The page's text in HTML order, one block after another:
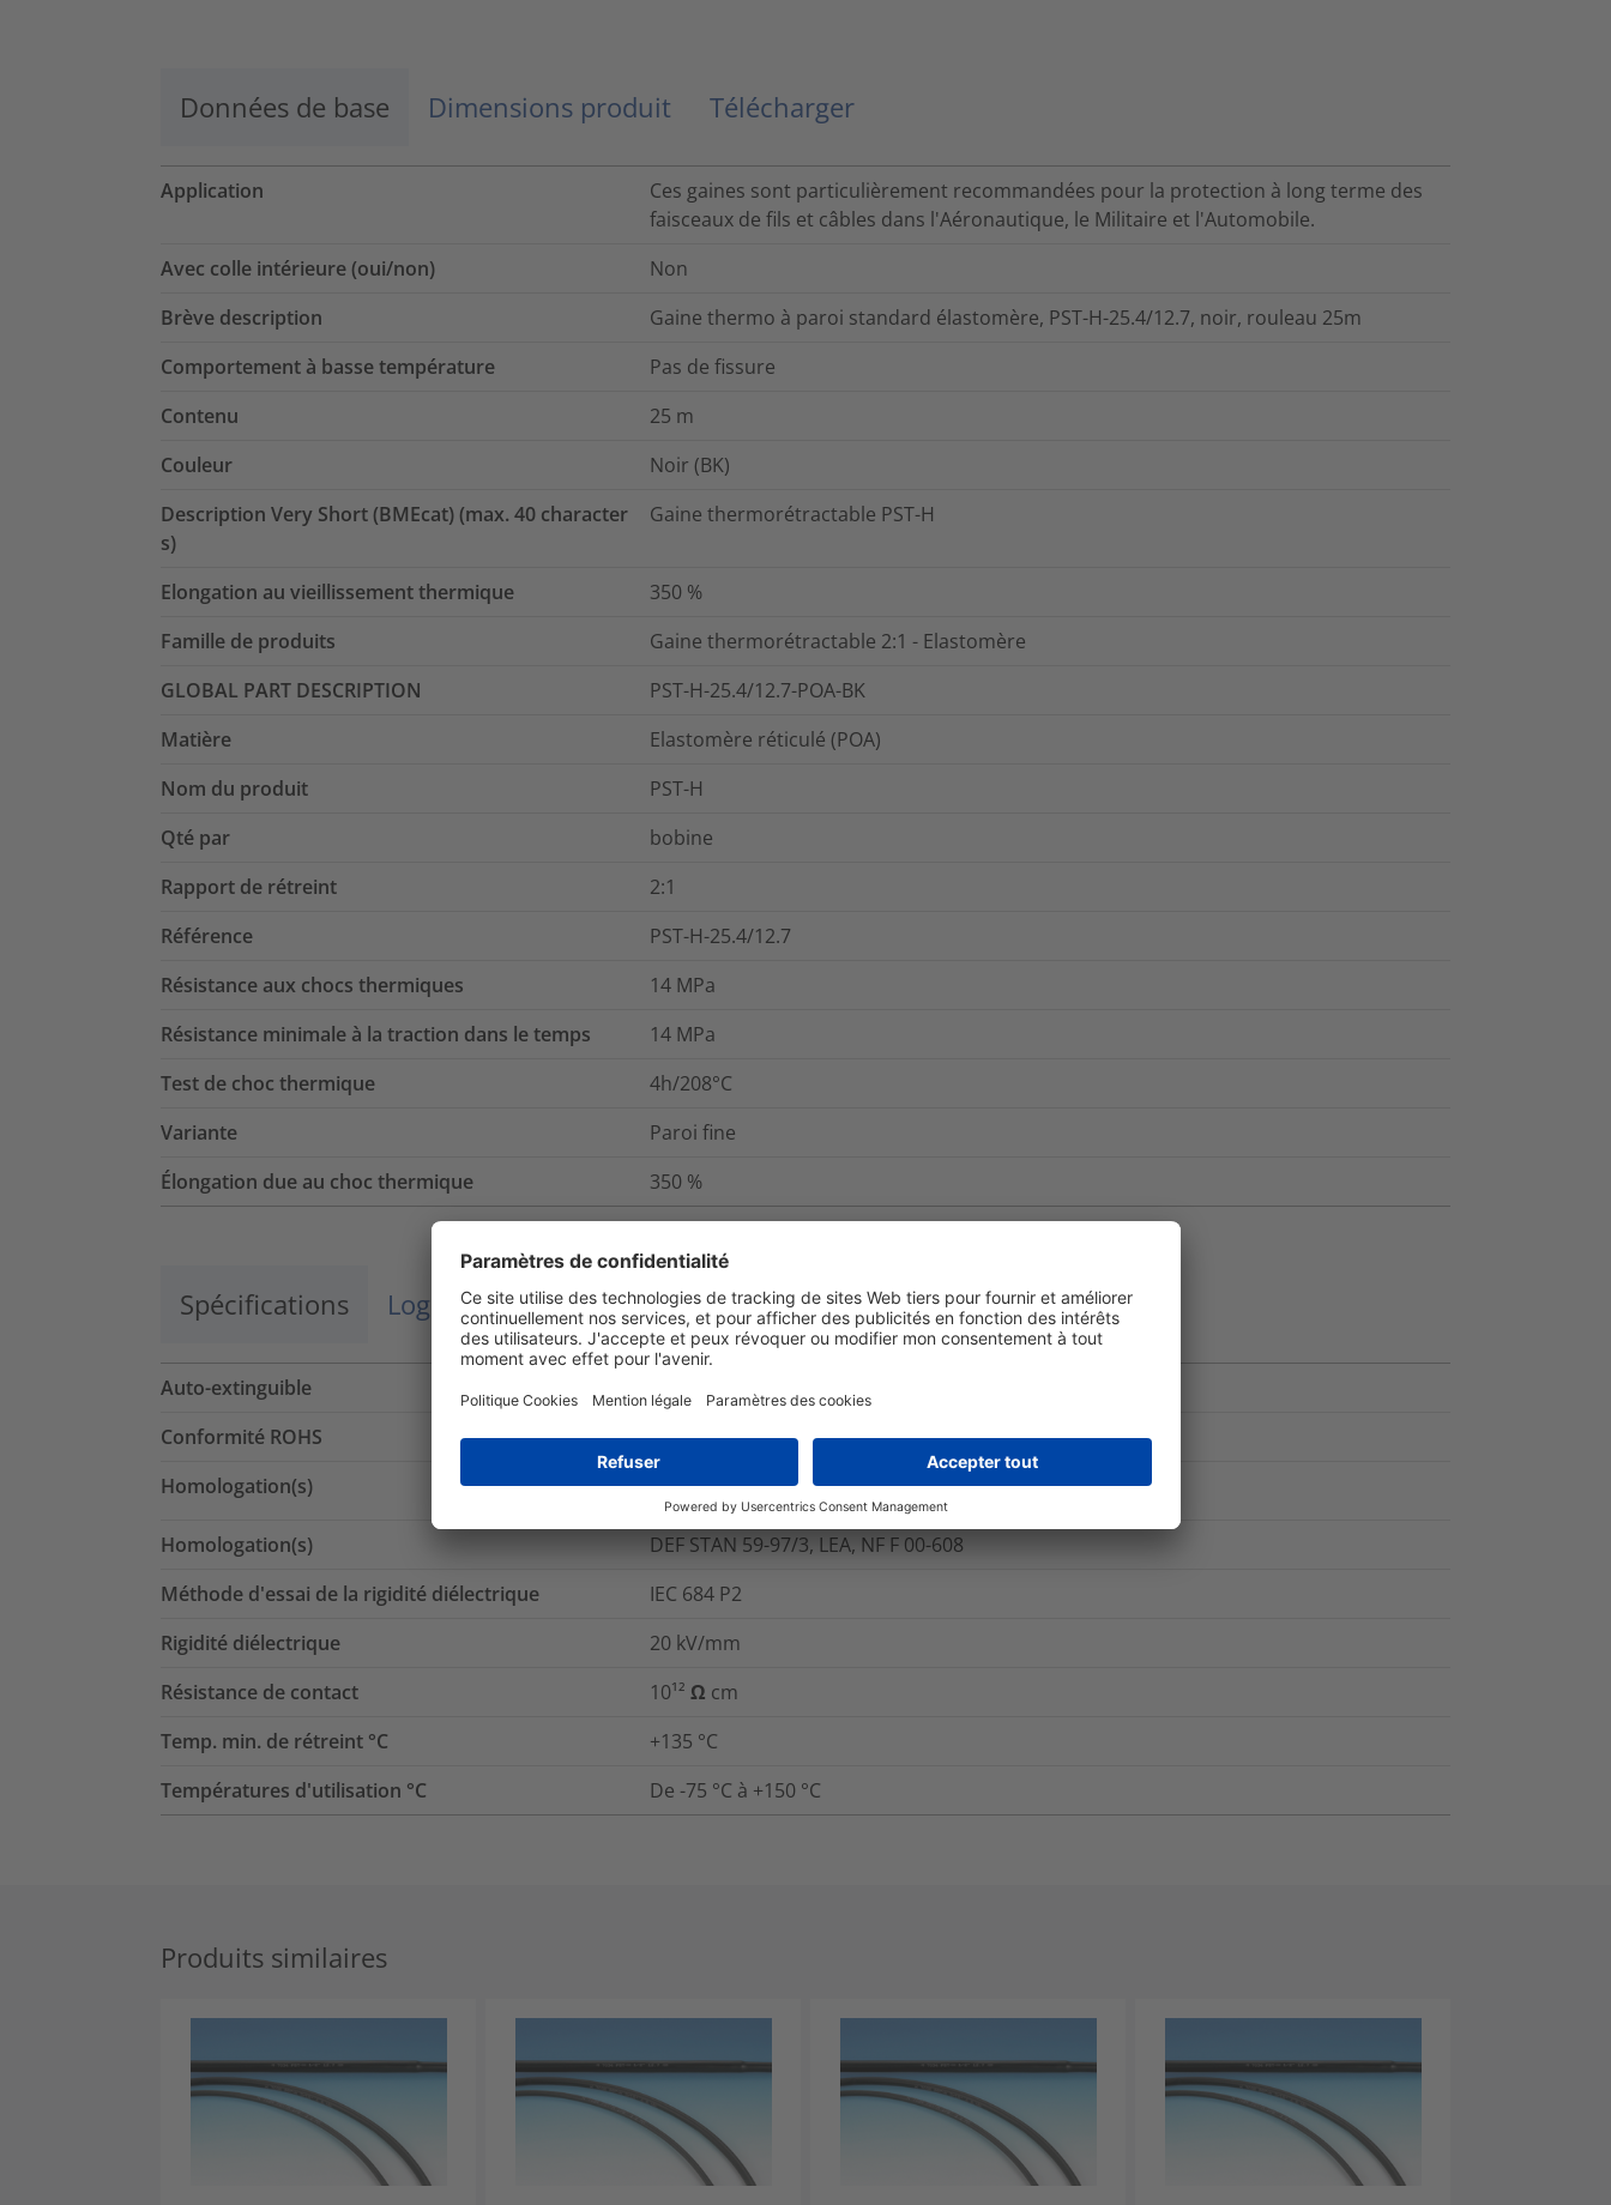
Données de base Dimensions produit Télécharger
Application
Ces gaines sont particulièrement recommandées pour la protection à long terme des
faisceaux de fils et câbles dans l'Aéronautique, le Militaire et l'Automobile.
Avec colle intérieure (oui/non)
Non
Brève description
Gaine thermo à paroi standard élastomère, PST-H-25.4/12.7, noir, rouleau 25m
Comportement à basse température
Pas de fissure
Contenu
25 m
Couleur
Noir (BK)
Description Very Short (BMEcat) (max. 40 character
s)
Gaine thermorétractable PST-H
Elongation au vieillissement thermique 350 %
Famille de produits
Gaine thermorétractable 2:1 - Elastomère
GLOBAL PART DESCRIPTION
PST-H-25.4/12.7-POA-BK
Matière
Elastomère réticulé (POA)
Nom du produit
PST-H
Qté par
bobine
Rapport de rétreint
2:1
Référence
PST-H-25.4/12.7
Résistance aux chocs thermiques
14 MPa
Résistance minimale à la traction dans le temps
14 MPa
Test de choc thermique
4h/208°C
Variante
Paroi fine
Élongation due au choc thermique
350 %
Spécifications Logistique et emballage Pour plus d'information
Auto-extinguible
Oui
Conformité ROHS
Oui
Homologation(s)
Homologation(s)
DEF STAN 59-97/3, LEA, NF F 00-608
Méthode d'essai de la rigidité diélectrique
IEC 684 P2
Rigidité diélectrique
20 kV/mm
Résistance de contact
10¹² Ω cm
Temp. min. de rétreint °C
+135 °C
Températures d'utilisation °C
De -75 °C à +150 °C
Produits similaires